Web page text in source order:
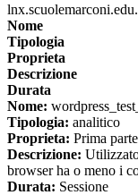
Nome
Tipologia
Proprieta
Descrizione
Durata
Nome:
Tipologia: analitico
Proprieta: Prima parte
Descrizione:
browser ha o meno i
Durata: Sessione